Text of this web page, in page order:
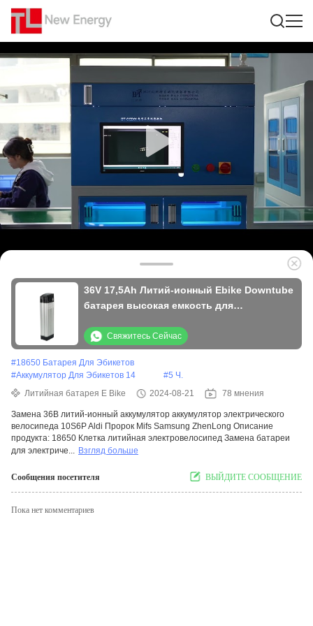
36V 17,5Ah Литий-ионный Ebike Downtube
батарея высокая емкость для
Свяжитесь Сейчас
#18650 Батарея Для Эбикетов
#Аккумулятор Для Эбикетов 14 #5 Ч.
Литийная батарея E Bike
2024-08-21 78 мнения
Замена 36В литий-ионный аккумулятор аккумулятор электрического
велосипеда 10S6P Aldi Пророк Mifs Samsung ZhenLong Описание
продукта: 18650 Клетка литийная электровелосипед Замена батареи
для электриче... Взгляд больше
Сообщения посетителя ВЫЙДИТЕ СООБЩЕНИЕ
Пока нет комментариев